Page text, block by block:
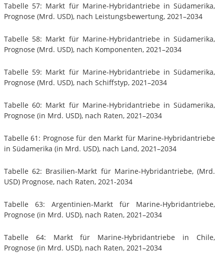
Tabelle 57: Markt für Marine-Hybridantriebe in Südamerika,
Prognose (Mrd. USD), nach Leistungsbewertung, 2021–2034
Tabelle 58: Markt für Marine-Hybridantriebe in Südamerika,
Prognose (Mrd. USD), nach Komponenten, 2021–2034
Tabelle 59: Markt für Marine-Hybridantriebe in Südamerika,
Prognose (Mrd. USD), nach Schiffstyp, 2021–2034
Tabelle 60: Markt für Marine-Hybridantriebe in Südamerika,
Prognose (in Mrd. USD), nach Raten, 2021–2034
Tabelle 61: Prognose für den Markt für Marine-Hybridantriebe
in Südamerika (in Mrd. USD), nach Land, 2021–2034
Tabelle 62: Brasilien-Markt für Marine-Hybridantriebe, (Mrd.
USD) Prognose, nach Raten, 2021-2034
Tabelle 63: Argentinien-Markt für Marine-Hybridantriebe,
Prognose (in Mrd. USD), nach Raten, 2021–2034
Tabelle 64: Markt für Marine-Hybridantriebe in Chile,
Prognose (in Mrd. USD), nach Raten, 2021–2034